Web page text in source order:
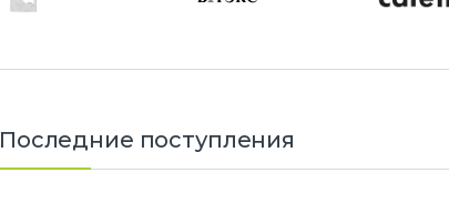
Последние поступления